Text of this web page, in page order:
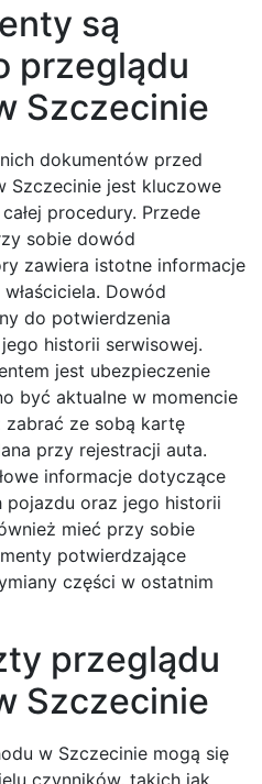
są
przeglądu
Szczecinie
dokumentów przed
Szczecinie jest kluczowe
procedury. Przede
sobie dowód
zawiera istotne informacje
Dowód
do potwierdzenia
historii serwisowej.
jest ubezpieczenie
być aktualne w momencie
zabrać ze sobą kartę
przy rejestracji auta.
informacje dotyczące
pojazdu oraz jego historii
mieć przy sobie
potwierdzające
części w ostatnim
przeglądu
Szczecinie
w Szczecinie mogą się
czynników, takich jak